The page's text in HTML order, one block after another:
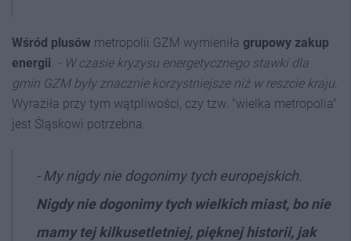
Wśród plusów metropolii GZM wymieniła grupowy zakup
energii. - Wczasie kryzysu energetycznego stawki dla
gmin GZM były znacznie korzystniejsze niż w reszcie kraju.
Wyraziła przy tym wątpliwości, czy tzw. "wielka metropolia"
jest Śląskowi potrzebna.
- My nigdy nie dogonimy tych europejskich.
Nigdy nie dogonimy tych wielkich miast, bo nie
mamy tej kilkusetletniej, pięknej historii, jak